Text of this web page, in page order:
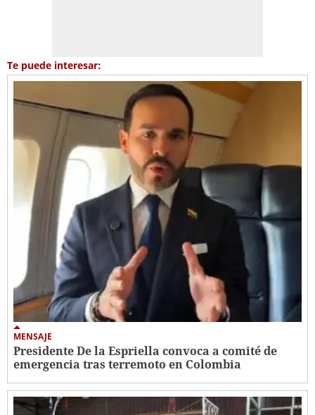
Te puede interesar:
MENSAJE
Presidente De la Espriella convoca a comité de
emergencia tras terremoto en Colombia